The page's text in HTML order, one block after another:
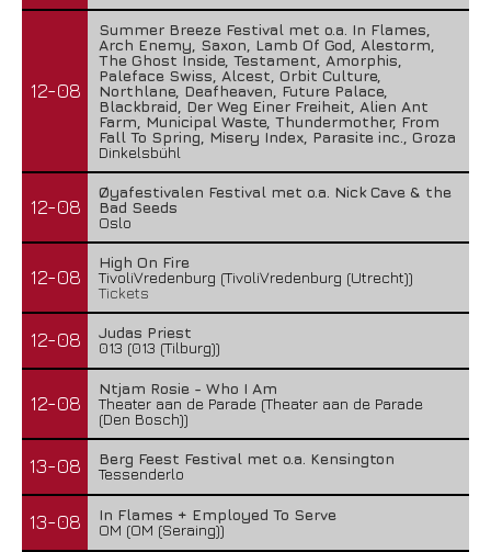
12-08
Summer Breeze Festival met o.a. In Flames,
Arch Enemy, Saxon, Lamb Of God, Alestorm,
The Ghost Inside, Testament, Amorphis,
Paleface Swiss, Alcest, Orbit Culture,
Northlane, Deafheaven, Future Palace,
Blackbraid, Der Weg Einer Freiheit, Alien Ant
Farm, Municipal Waste, Thundermother, From
Fall To Spring, Misery Index, Parasite inc., Groza
Dinkelsbühl
12-08
Øyafestivalen Festival met o.a. Nick Cave & the
Bad Seeds
Oslo
12-08
High On Fire
TivoliVredenburg (TivoliVredenburg (Utrecht))
Tickets
12-08
Judas Priest
013 (013 (Tilburg))
12-08
Ntjam Rosie - Who I Am
Theater aan de Parade (Theater aan de Parade
(Den Bosch))
13-08
Berg Feest Festival met o.a. Kensington
Tessenderlo
13-08
In Flames + Employed To Serve
OM (OM (Seraing))